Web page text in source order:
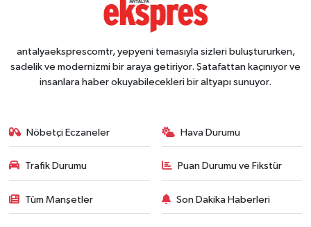
antalyaeksprescomtr, yepyeni temasıyla sizleri buluştururken,
sadelik ve modernizmi bir araya getiriyor. Şatafattan kaçınıyor ve
insanlara haber okuyabilecekleri bir altyapı sunuyor.
Nöbetçi Eczaneler Hava Durumu
Trafik Durumu Puan Durumu ve Fikstür
Tüm Manşetler Son Dakika Haberleri